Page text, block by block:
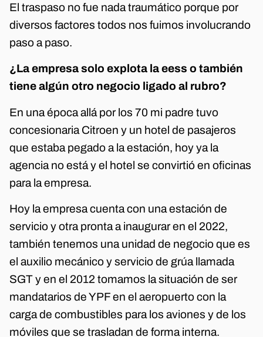
El traspaso no fue nada traumático porque por
diversos factores todos nos fuimos involucrando
paso a paso.
¿La empresa solo explota la eess o también
tiene algún otro negocio ligado al rubro?
En una época allá por los 70 mi padre tuvo
concesionaria Citroen y un hotel de pasajeros
que estaba pegado a la estación, hoy ya la
agencia no está y el hotel se convirtió en oficinas
para la empresa.
Hoy la empresa cuenta con una estación de
servicio y otra pronta a inaugurar en el 2022,
también tenemos una unidad de negocio que es
el auxilio mecánico y servicio de grúa llamada
SGT y en el 2012 tomamos la situación de ser
mandatarios de YPF en el aeropuerto con la
carga de combustibles para los aviones y de los
móviles que se trasladan de forma interna.